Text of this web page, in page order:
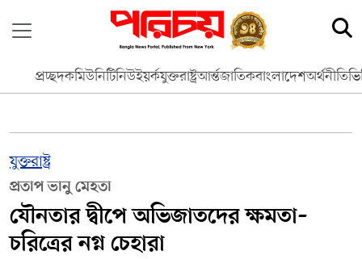
প্রচ্ছদকমিউনিটিনিউইয়র্কযুক্তরাষ্ট্রআর্ন্তজাতিকবাংলাদেশঅর্থনীতি
যুক্তরাষ্ট্র
প্রতাপ ভানু মেহতা
যৌনতার দ্বীপে অভিজাতদের ক্ষমতা–
চরিত্রের নগ্ন চেহারা